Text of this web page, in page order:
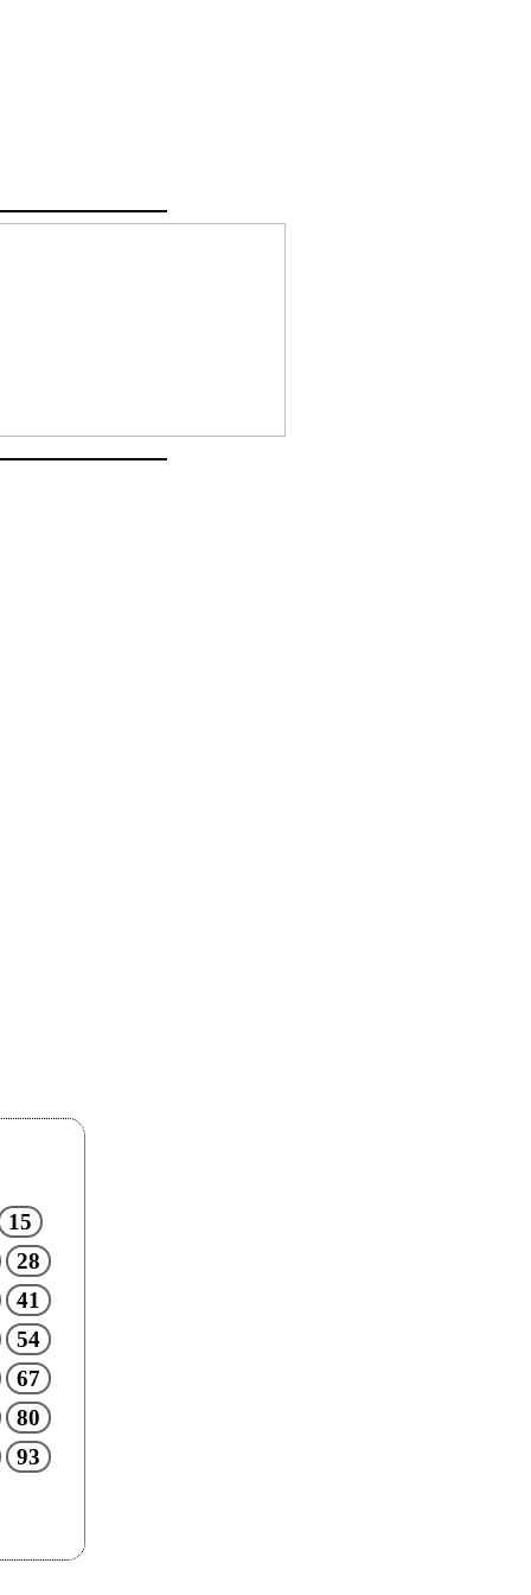
15
28
41
54
67
80
93